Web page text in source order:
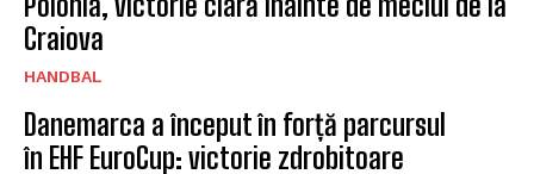
Craiova
HANDBAL
Danemarca a început în forță parcursul
în EHF EuroCup: victorie zdrobitoare